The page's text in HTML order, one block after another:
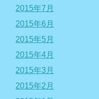
2015年7月
2015年6月
2015年5月
2015年4月
2015年3月
2015年2月